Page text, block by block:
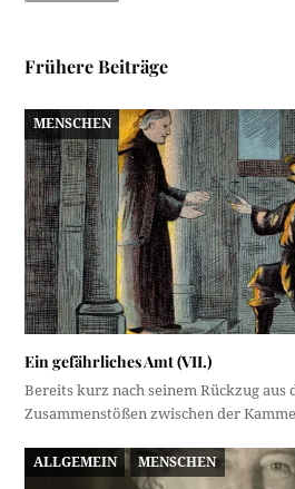
Frühere Beiträge
MENSCHEN
Ein gefährliches Amt (VII.)
Bereits kurz nach seinem Rückzug aus
Zusammenstößen zwischen der
ALLGEMEIN MENSCHEN